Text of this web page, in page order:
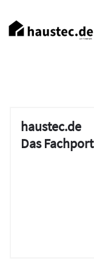
zum
Inhalt
haustec.de
Das